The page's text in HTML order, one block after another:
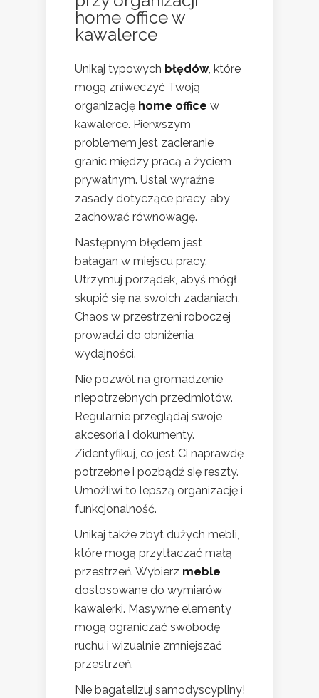
home office w
kawalerce
Unikaj typowych błędów, które
mogą zniweczyć Twoją
organizację home office w
kawalerce. Pierwszym
problemem jest zacieranie
granic między pracą a życiem
prywatnym. Ustal wyraźne
zasady dotyczące pracy, aby
zachować równowagę.
Następnym błędem jest
bałagan w miejscu pracy.
Utrzymuj porządek, abyś mógł
skupić się na swoich zadaniach.
Chaos w przestrzeni roboczej
prowadzi do obniżenia
wydajności.
Nie pozwól na gromadzenie
niepotrzebnych przedmiotów.
Regularnie przeglądaj swoje
akcesoria i dokumenty.
Zidentyfikuj, co jest Ci naprawdę
potrzebne i pozbądź się reszty.
Umożliwi to lepszą organizację i
funkcjonalność.
Unikaj także zbyt dużych mebli,
które mogą przytłaczać małą
przestrzeń. Wybierz meble
dostosowane do wymiarów
kawalerki. Masywne elementy
mogą ograniczać swobodę
ruchu i wizualnie zmniejszać
przestrzeń.
Nie bagatelizuj samodyscypliny!